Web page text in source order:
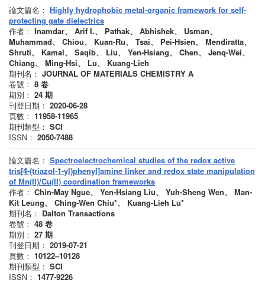
論文篇名： Highly hydrophobic metal-organic framework for self-
protecting gate dielectrics
作者： Inamdar、 Arif I.、 Pathak、 Abhishek、 Usman、
Muhammad、 Chiou、 Kuan-Ru、 Tsai、 Pei-Hsien、 Mendiratta、
Shruti、 Kamal、 Saqib、 Liu、 Yen-Hsiang、 Chen、 Jenq-Wei、
Chiang、 Ming-Hsi、 Lu、 Kuang-Lieh
期刊名： JOURNAL OF MATERIALS CHEMISTRY A
卷號： 8 卷
期別： 24 期
刊登日期： 2020-06-28
頁數： 11958-11965
期刊類型： SCI
ISSN： 2050-7488
論文篇名： Spectroelectrochemical studies of the redox active
tris[4-(triazol-1-yl)phenyl]amine linker and redox state manipulation
of Mn(II)/Cu(II) coordination frameworks
作者： Chin-May Ngue、 Yen-Hsiang Liu、 Yuh-Sheng Wen、 Man-
Kit Leung、 Ching-Wen Chiu*、 Kuang-Lieh Lu*
期刊名： Dalton Transactions
卷號： 48 卷
期別： 27 期
刊登日期： 2019-07-21
頁數： 10122–10128
期刊類型： SCI
ISSN： 1477-9226